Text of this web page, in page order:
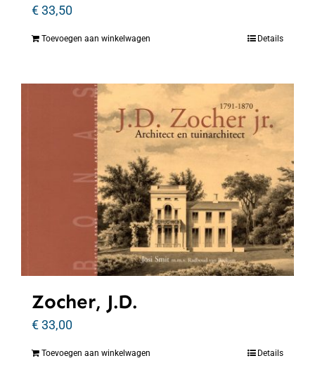
€33,50
Toevoegen aan winkelwagen Details
Zocher, J.D.
€33,00
Toevoegen aan winkelwagen Details